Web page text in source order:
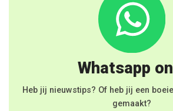
Whatsapp
Heb jij nieuwstips? Of heb jij een
gemaakt?